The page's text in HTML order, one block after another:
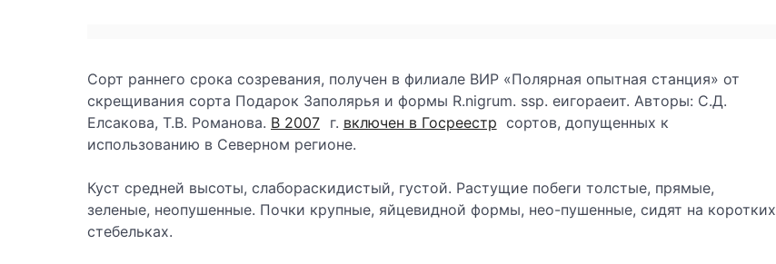
Сорт раннего срока созревания, получен в филиале ВИР «Полярная опытная станция» от
скрещивания сорта Подарок Заполярья и формы R.nigrum. ssp. еигораеит. Авторы: С.Д.
Елсакова, Т.В. Романова. В 2007 г. включен в Госреестр сортов, допущенных к
использованию в Северном регионе.
Куст средней высоты, слабораскидистый, густой. Растущие побеги толстые, прямые,
зеленые, неопушенные. Почки крупные, яйцевидной формы, нео-пушенные, сидят на коротких
стебельках.